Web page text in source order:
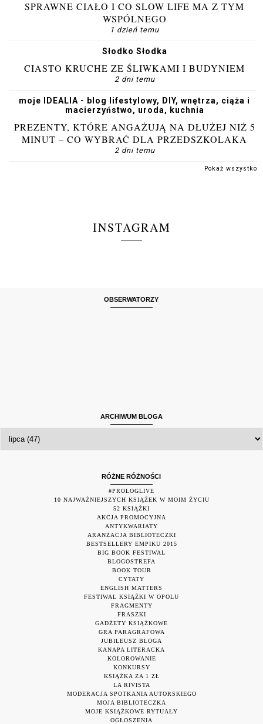
SPRAWNE CIAŁO I CO SLOW LIFE MA Z TYM
WSPÓLNEGO
1 dzień temu
Słodko Słodka
CIASTO KRUCHE ZE ŚLIWKAMI I BUDYNIEM
2 dni temu
moje IDEALIA - blog lifestylowy, DIY, wnętrza, ciąża i
macierzyństwo, uroda, kuchnia
PREZENTY, KTÓRE ANGAŻUJĄ NA DŁUŻEJ NIŻ 5
MINUT – CO WYBRAĆ DLA PRZEDSZKOLAKA
2 dni temu
Pokaż wszystko
INSTAGRAM
OBSERWATORZY
ARCHIWUM BLOGA
RÓŻNE RÓŻNOŚCI
#PROLOGLIVE
10 NAJWAŻNIEJSZYCH KSIĄŻEK W MOIM ŻYCIU
52 KSIĄŻKI
AKCJA PROMOCYJNA
ANTYKWARIATY
ARANŻACJA BIBLIOTECZKI
BESTSELLERY EMPIKU 2015
BIG BOOK FESTIWAL
BLOGOSTREFA
BOOK TOUR
CYTATY
ENGLISH MATTERS
FESTIWAL KSIĄŻKI W OPOLU
FRAGMENTY
FRASZKI
GADŻETY KSIĄŻKOWE
GRA PARAGRAFOWA
JUBILEUSZ BLOGA
KANAPA LITERACKA
KOLOROWANIE
KONKURSY
KSIĄŻKA ZA 1 ZŁ
LA RIVISTA
MODERACJA SPOTKANIA AUTORSKIEGO
MOJA BIBLIOTECZKA
MOJE KSIĄŻKOWE RYTUAŁY
OGŁOSZENIA